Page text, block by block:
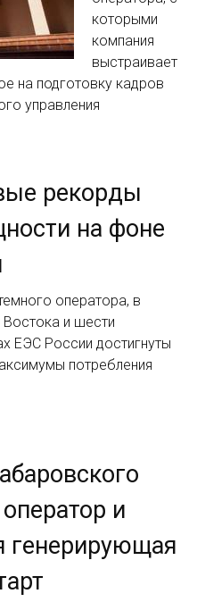
которыми
компания
выстраивает
на подготовку кадров
управления
рекорды
на фоне
оператора, в
и шести
ЕЭС России достигнуты
потребления
и
генерирующая